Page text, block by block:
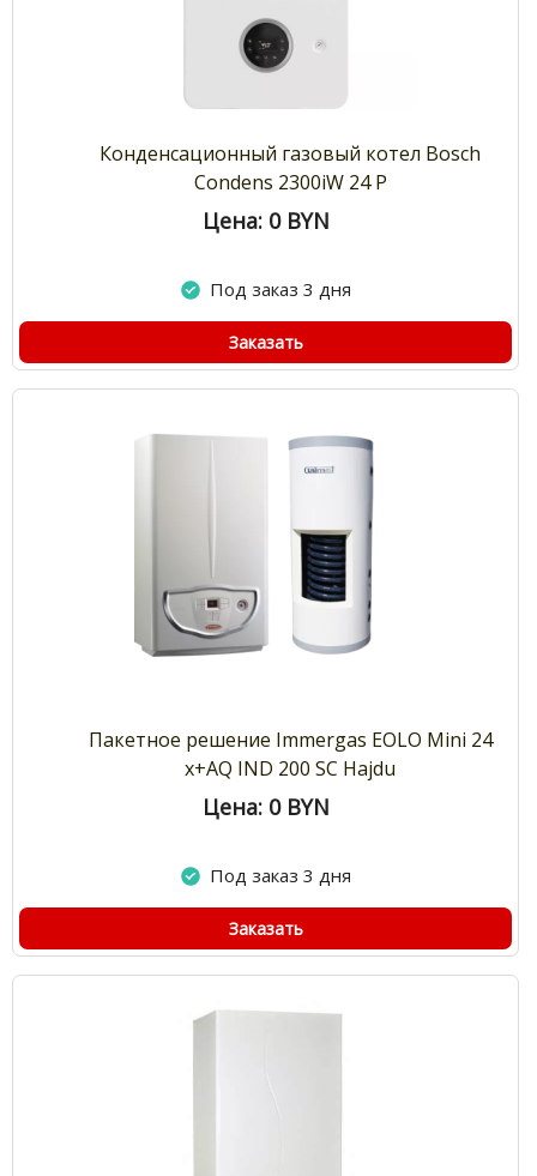
Конденсационный газовый котел Bosch
Condens 2300iW 24 P
Цена: 0 BYN
Под заказ 3 дня
Заказать
Пакетное решение Immergas EOLO Mini 24
x+AQ IND 200 SC Hajdu
Цена: 0 BYN
Под заказ 3 дня
Заказать